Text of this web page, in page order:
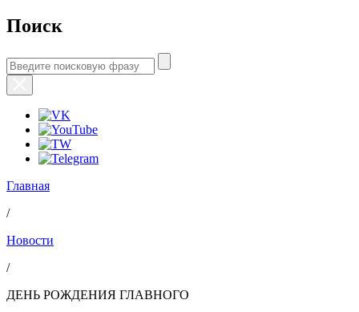
Поиск
Главная
/
Новости
/
ДЕНЬ РОЖДЕНИЯ ГЛАВНОГО